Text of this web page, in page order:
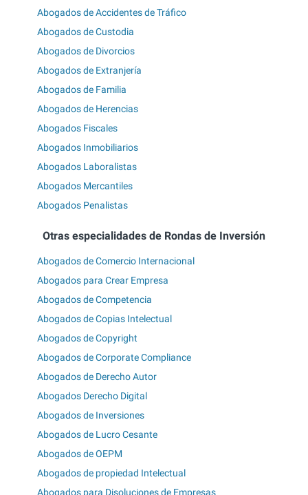
Abogados de Accidentes de Tráfico
Abogados de Custodia
Abogados de Divorcios
Abogados de Extranjería
Abogados de Familia
Abogados de Herencias
Abogados Fiscales
Abogados Inmobiliarios
Abogados Laboralistas
Abogados Mercantiles
Abogados Penalistas
Otras especialidades de Rondas de Inversión
Abogados de Comercio Internacional
Abogados para Crear Empresa
Abogados de Competencia
Abogados de Copias Intelectual
Abogados de Copyright
Abogados de Corporate Compliance
Abogados de Derecho Autor
Abogados Derecho Digital
Abogados de Inversiones
Abogados de Lucro Cesante
Abogados de OEPM
Abogados de propiedad Intelectual
Abogados para Disoluciones de Empresas